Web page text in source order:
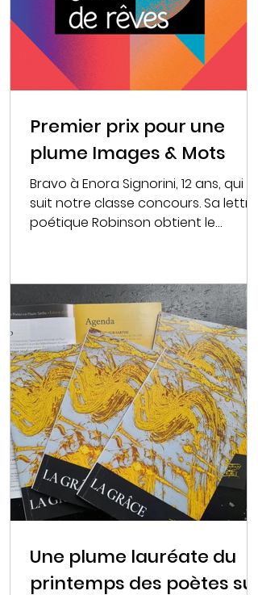
Premier prix pour une
plume Images & Mots
Bravo à Enora Signorini, 12 ans, qui
suit notre classe concours. Sa lettre
poétique Robinson obtient le
Une plume lauréate du
printemps des poètes sur